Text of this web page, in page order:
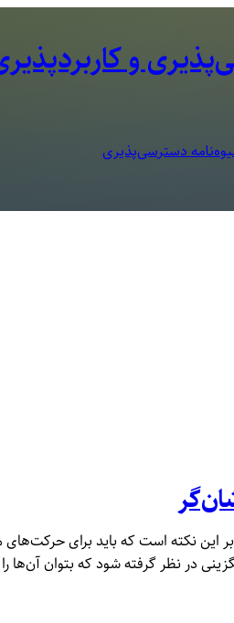
و
دسترسی‌پذیری